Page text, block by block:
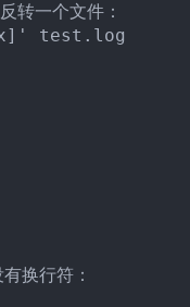
转一个文件：
换行符：